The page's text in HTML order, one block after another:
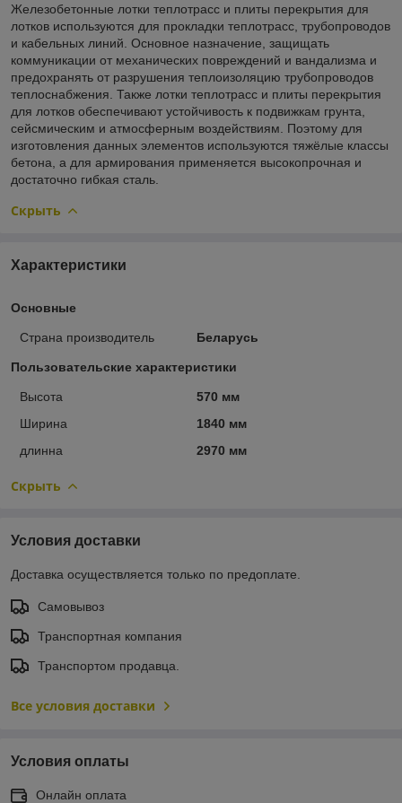
Железобетонные лотки теплотрасс и плиты перекрытия для
лотков используются для прокладки теплотрасс, трубопроводов
и кабельных линий. Основное назначение, защищать
коммуникации от механических повреждений и вандализма и
предохранять от разрушения теплоизоляцию трубопроводов
теплоснабжения. Также лотки теплотрасс и плиты перекрытия
для лотков обеспечивают устойчивость к подвижкам грунта,
сейсмическим и атмосферным воздействиям. Поэтому для
изготовления данных элементов используются тяжёлые классы
бетона, а для армирования применяется высокопрочная и
достаточно гибкая сталь.
Скрыть
Характеристики
Основные
Страна производитель Беларусь
Пользовательские характеристики
Высота
570 мм
Ширина
1840 мм
длинна
2970 мм
Скрыть
Условия доставки
Доставка осуществляется только по предоплате.
Самовывоз
Транспортная компания
Транспортом продавца.
Все условия доставки
Условия оплаты
Онлайн оплата